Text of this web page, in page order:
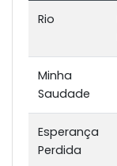
Rio
Minha
Saudade
Esperança
Perdida